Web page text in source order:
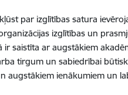
par izglītības satura
izglītības un
ir saistīta ar augstākiem
tirgum un sabiedrībai
augstākiem ienākumiem un